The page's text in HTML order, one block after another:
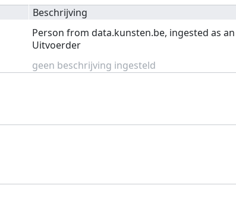
Beschrijving
Person from data.kunsten.be, ingested as an
Uitvoerder
geen beschrijving ingesteld